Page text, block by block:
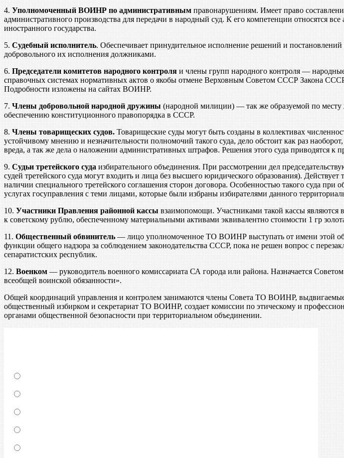
4. Уполномоченный ВОИНР по административным правонарушениям. Имеет право
административного производства для передачи в народный суд. К его компетенции относятся
иностранного государства.
5. Судебный исполнитель. Обеспечивает принудительное исполнение решений и
добровольного их исполнения должниками.
6. Председатели комитетов народного контроля и члены групп народного контроля —
справочных системах нормативных актов о якобы отмене Верховным Советом СССР Закона
Подробности изложены на сайтах ВОИНР.
7. Члены добровольной народной дружины (народной милиции) — так же образуемой по
обеспечению конституционного правопорядка в СССР.
8. Члены товарищеских судов. Товарищеские суды могут быть созданы в коллективах
устойчивому мнению и незначительности полномочий такого суда, дело обстоит как раз
вреда, а так же дела о наложении административных штрафов. Решения этого суда приводятся
9. Судьи третейского суда избирательного объединения. При рассмотрении дел
судей третейского суда могут входить и лица без высшего юридического образования).
наличии специального третейского соглашения сторон договора. Особенностью такого суда при
услугах госуправления с теми лицами, которые были избраны избирателями данного
10. Участники Правления районной кассы взаимопомощи. Участниками такой кассы
к советскому рублю, обеспеченному материальными активами эквивалентно стоимости 1 гр
11. Общественный обвинитель— лицо уполномоченное ТО ВОИНР выступать от имени этой
функции общего надзора за соблюдением законодательства СССР, пока не решен вопрос с
сепаратистских республик.
12. Военком — руководитель военного комиссариата СА города или района. Назначается
всеобщей воинской обязанности».
Общей координаций управления и контролем занимаются члены Совета ТО ВОИНР, выдвигаемые
общественный избирком и секретариат ТО ВОИНР, создает комиссии по этическому и
органами общественной безопасности при территориальном объединении.